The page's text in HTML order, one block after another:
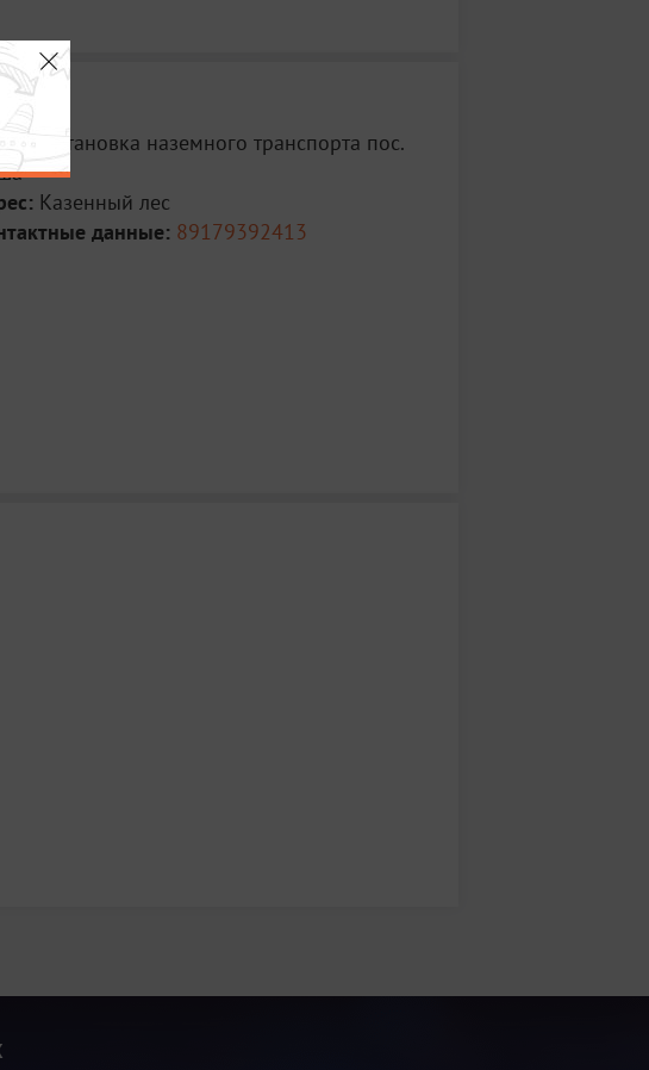
Запись по телефону: 89179392413
Остановка наземного транспорта пос.
Казенный лес
данные: 89179392413